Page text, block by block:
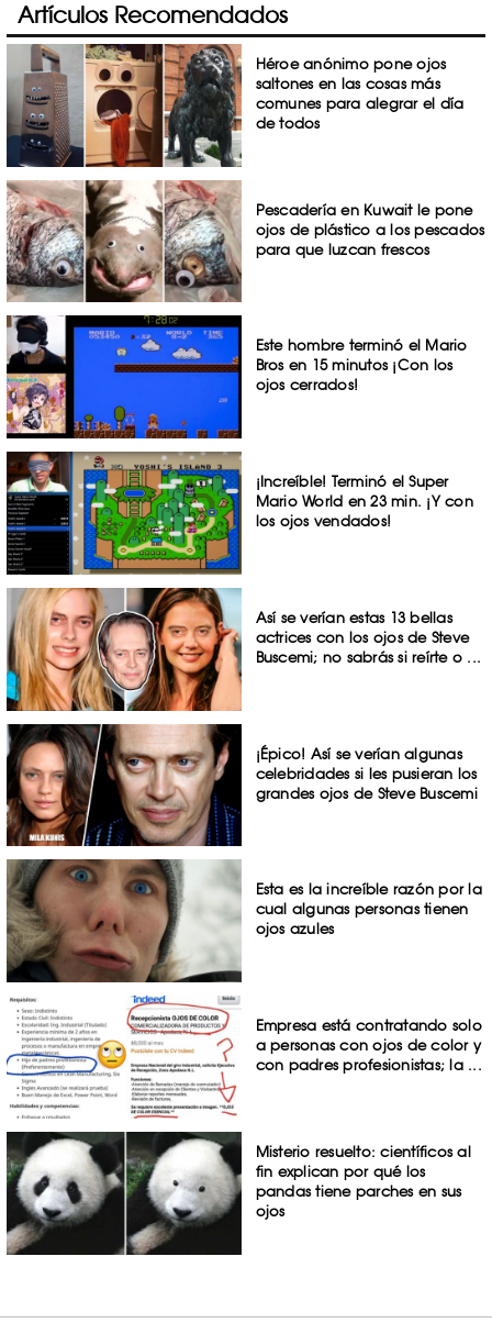
Artículos Recomendados
Héroe anónimo pone ojos
saltones en las cosas más
comunes para alegrar el día
de todos
Pescadería en Kuwait le pone
ojos de plástico a los pescados
para que luzcan frescos
Este hombre terminó el Mario
Bros en 15 minutos ¡Con los
ojos cerrados!
¡Increíble! Terminó el Super
Mario World en 23 min. ¡Y con
los ojos vendados!
Así se verían estas 13 bellas
actrices con los ojos de Steve
Buscemi; no sabrás si reírte o ...
¡Épico! Así se verían algunas
celebridades si les pusieran los
grandes ojos de Steve Buscemi
Esta es la increíble razón por la
cual algunas personas tienen
ojos azules
Empresa está contratando solo
a personas con ojos de color y
con padres profesionistas; la ...
Misterio resuelto: científicos al
fin explican por qué los
pandas tiene parches en sus
ojos